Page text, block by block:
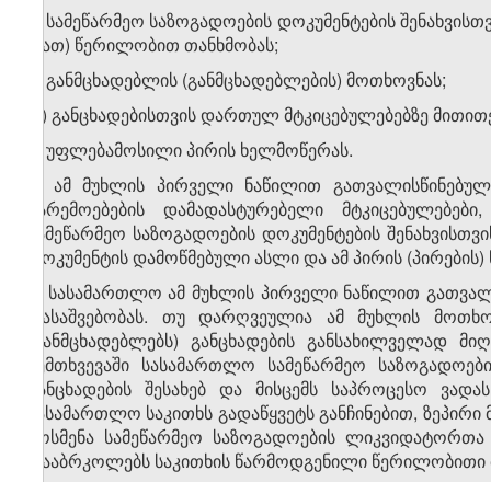
ვ) სამეწარმეო საზოგადოების დოკუმენტების
(მათ) წერილობით თანხმობას;
ზ) განმცხადებლის (განმცხადებლების) მოთხოვნას;
თ) განცხადებისთვის დართულ მტკიცებულებებზე
ი) უფლებამოსილი პირის ხელმოწერას.
3. ამ მუხლის პირველი ნაწილით
გარემოებების დამადასტურებელი
სამეწარმეო საზოგადოების დოკუმენტების
დოკუმენტის დამოწმებული ასლი და ამ პირის
4. სასამართლო ამ მუხლის პირველი ნაწილით
დასაშვებობას. თუ დარღვეულია ამ მუხლის
(განმცხადებლებს) განცხადების განსახილველად
შემთხვევაში სასამართლო სამეწარმეო
განცხადების შესახებ და მისცემს საპროცესო
სასამართლო საკითხს გადაწყვეტს განჩინებით,
მოსმენა სამეწარმეო საზოგადოების
დააბრკოლებს საკითხის წარმოდგენილი წერილობითი